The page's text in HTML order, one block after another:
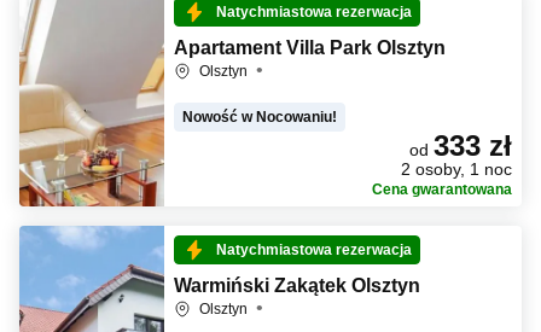
Natychmiastowa rezerwacja
Apartament Villa Park Olsztyn
Olsztyn
Nowość w Nocowaniu!
od 333 zł
2 osoby, 1 noc
Cena gwarantowana
Natychmiastowa rezerwacja
Warmiński Zakątek Olsztyn
Olsztyn